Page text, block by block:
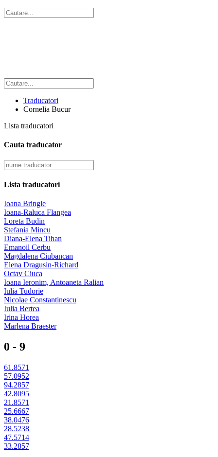
Traducatori
Cornelia Bucur
Lista traducatori
Cauta traducator
Lista traducatori
Ioana Bringle
Ioana-Raluca Flangea
Loreta Budin
Stefania Mincu
Diana-Elena Tihan
Emanoil Cerbu
Magdalena Ciubancan
Elena Dragusin-Richard
Octav Ciuca
Ioana Ieronim, Antoaneta Ralian
Iulia Tudorie
Nicolae Constantinescu
Iulia Bertea
Irina Horea
Marlena Braester
0 - 9
61.8571
57.0952
94.2857
42.8095
21.8571
25.6667
38.0476
28.5238
47.5714
33.2857